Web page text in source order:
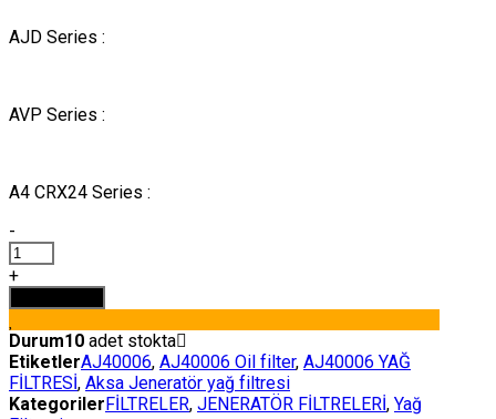
AJD Series :
AVP Series :
A4 CRX24 Series :
-
AJ40006
YAĞ
FİLTRESİ
AKSA
adet
+
Durum10 adet stokta
EtiketlerAJ40006, AJ40006 Oil filter, AJ40006 YAĞ
FİLTRESİ, Aksa Jeneratör yağ filtresi
KategorilerFİLTRELER, JENERATÖR FİLTRELERİ, Yağ